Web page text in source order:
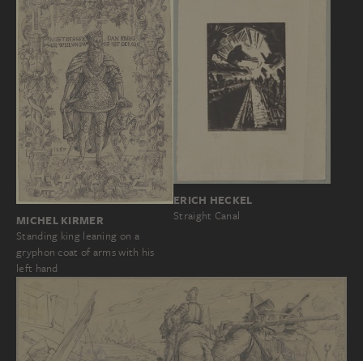
MICHEL KIRMER
Standing king leaning on a
gryphon coat of arms with his
left hand
ERICH HECKEL
Straight Canal